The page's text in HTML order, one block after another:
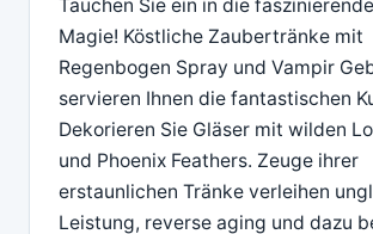
Tauchen Sie ein in die
Magie! Köstliche Zaubertränke mit
Regenbogen Spray und Vampir
servieren Ihnen die fantastischen
Dekorieren Sie Gläser mit wilden
und Phoenix Feathers. Zeuge ihrer
erstaunlichen Tränke verleihen
Leistung, reverse aging und dazu